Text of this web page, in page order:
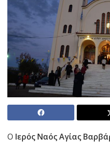
Ο Ιερός Ναός Αγίας